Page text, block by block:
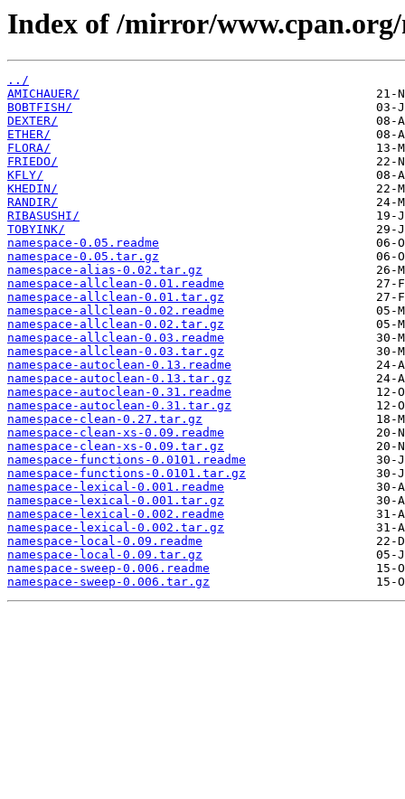
Index of /mirror/
../
AMICHAUER/
BOBTFISH/
DEXTER/
ETHER/
FLORA/
FRIEDO/
KFLY/
KHEDIN/
RANDIR/
RIBASUSHI/
TOBYINK/
namespace-0.05.readme
namespace-0.05.tar.gz
namespace-alias-0.02.tar.gz
namespace-allclean-0.01.readme
namespace-allclean-0.01.tar.gz
namespace-allclean-0.02.readme
namespace-allclean-0.02.tar.gz
namespace-allclean-0.03.readme
namespace-allclean-0.03.tar.gz
namespace-autoclean-0.13.readme
namespace-autoclean-0.13.tar.gz
namespace-autoclean-0.31.readme
namespace-autoclean-0.31.tar.gz
namespace-clean-0.27.tar.gz
namespace-clean-xs-0.09.readme
namespace-clean-xs-0.09.tar.gz
namespace-functions-0.0101.readme
namespace-functions-0.0101.tar.gz
namespace-lexical-0.001.readme
namespace-lexical-0.001.tar.gz
namespace-lexical-0.002.readme
namespace-lexical-0.002.tar.gz
namespace-local-0.09.readme
namespace-local-0.09.tar.gz
namespace-sweep-0.006.readme
namespace-sweep-0.006.tar.gz